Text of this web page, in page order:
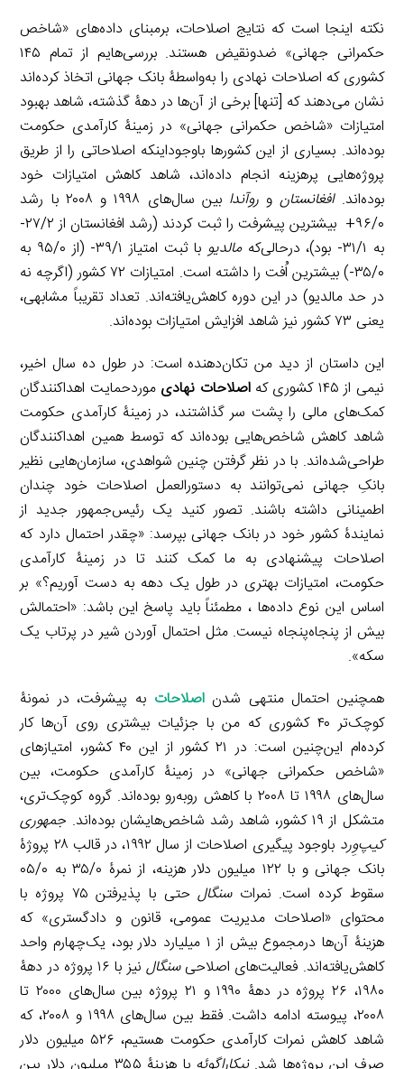
نکته اینجا است که نتایج اصلاحات، برمبنای داده‌های «شاخص
حکمرانی جهانی» ضدونقیض هستند. بررسی‌هایم از تمام ۱۴۵
کشوری که اصلاحات نهادی را به‌واسطۀ بانک جهانی اتخاذ کرده‌اند
نشان می‌دهند که [تنها] برخی از آن‌ها در دهۀ گذشته، شاهد بهبود
امتیازات «شاخص حکمرانی جهانی» در زمینۀ کارآمدی حکومت
بوده‌اند. بسیاری از این کشورها باوجوداینکه اصلاحاتی را از طریق
پروژه‌هایی پرهزینه انجام داده‌اند، شاهد کاهش امتیازات خود
بوده‌اند.افغانستانوروآندا
بین سال‌های ۱۹۹۸ و ۲۰۰۸ با رشد
۹۶/۰+ بیشترین پیشرفت را ثبت کردند (رشد افغانستان از ۲۷/۲-
به ۳۱/۱- بود)، درحالی‌که
مالدیو
با ثبت امتیاز ۳۹/۱- (از ۹۵/۰ به
۳۵/۰-) بیشترین اُفت را داشته است. امتیازات ۷۲ کشور (اگرچه نه
در حد مالدیو) در این دوره کاهش‌یافته‌اند. تعداد تقریباً مشابهی،
یعنی ۷۳ کشور نیز شاهد افزایش امتیازات بوده‌اند.
این داستان از دید من تکان‌دهنده است: در طول ده سال اخیر،
نیمی از ۱۴۵ کشوری که
اصلاحات نهادی موردحمایت اهداکنندگان
کمک‌های مالی را پشت سر گذاشتند، در زمینۀ کارآمدی حکومت
شاهد کاهش شاخص‌هایی بوده‌اند که توسط همین اهداکنندگان
طراحی‌شده‌اند. با در نظر گرفتن چنین شواهدی، سازمان‌هایی نظیر
بانکِ جهانی نمی‌توانند به دستورالعمل اصلاحات خود چندان
اطمینانی داشته باشند. تصور کنید یک رئیس‌جمهور جدید از
نمایندۀ کشور خود در بانک جهانی بپرسد: «چقدر احتمال دارد که
اصلاحات پیشنهادی به ما کمک کنند تا در زمینۀ کارآمدی
حکومت، امتیازات بهتری در طول یک دهه به دست آوریم؟» بر
اساس این نوع داده‌ها ، مطمئناً باید پاسخ این باشد: «احتمالش
بیش از پنجاه‌پنجاه نیست. مثل احتمال آوردن شیر در پرتاب یک
سکه».
همچنین احتمال منتهی شدناصلاحات به پیشرفت، در نمونۀ
کوچک‌تر ۴۰ کشوری که من با جزئیات بیشتری روی آن‌ها کار
کرده‌ام این‌چنین است: در ۲۱ کشور از این ۴۰ کشور، امتیازهای
«شاخص حکمرانی جهانی» در زمینۀ کارآمدی حکومت، بین
سال‌های ۱۹۹۸ تا ۲۰۰۸ با کاهش روبه‌رو بوده‌اند. گروه کوچک‌تری،
متشکل از ۱۹ کشور، شاهد رشد شاخص‌هایشان بوده‌اند.
جمهوری
کیپ‌وِرد
باوجود پیگیری اصلاحات از سال ۱۹۹۲، در قالب ۲۸ پروژۀ
بانک جهانی و با ۱۲۲ میلیون دلار هزینه، از نمرۀ ۳۵/۰ به ۰۵/۰
سقوط کرده است. نمراتسنگال
حتی با پذیرفتن ۷۵ پروژه با
محتوای «اصلاحات مدیریت عمومی، قانون و دادگستری» که
هزینۀ آن‌ها درمجموع بیش از ۱ میلیارد دلار بود، یک‌چهارم واحد
کاهش‌یافته‌اند. فعالیت‌های اصلاحیسنگال
نیز با ۱۶ پروژه در دهۀ
۱۹۸۰، ۲۶ پروژه در دهۀ ۱۹۹۰ و ۲۱ پروژه بین سال‌های ۲۰۰۰ تا
۲۰۰۸، پیوسته ادامه داشت. فقط بین سال‌های ۱۹۹۸ و ۲۰۰۸، که
شاهد کاهش نمرات کارآمدی حکومت هستیم، ۵۲۶ میلیون دلار